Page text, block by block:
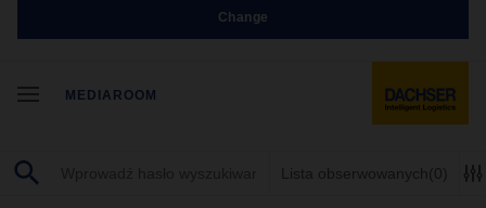
Change
MEDIAROOM
Lista obserwowanych (0)